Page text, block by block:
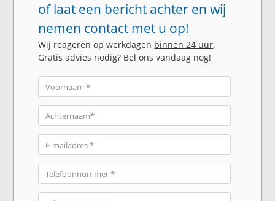
of laat een bericht achter en wij
nemen contact met u op!
Wij reageren op werkdagen binnen 24 uur.
Gratis advies nodig? Bel ons vandaag nog!